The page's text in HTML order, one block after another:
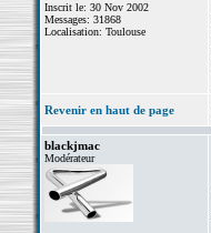
Inscrit le: 30 Nov 2002
Messages: 31868
Localisation: Toulouse
Revenir en haut de page
blackjmac
Modérateur